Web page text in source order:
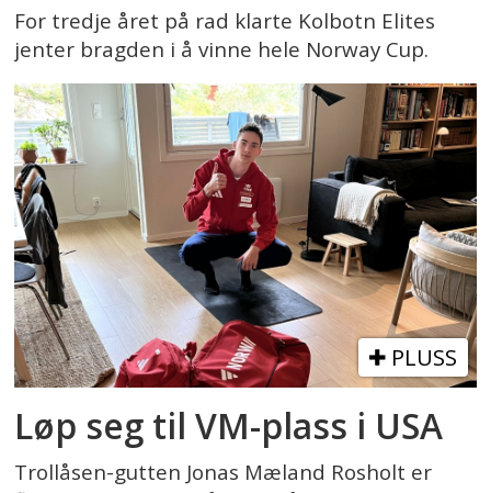
For tredje året på rad klarte Kolbotn Elites
jenter bragden i å vinne hele Norway Cup.
PLUSS
Løp seg til VM-plass i USA
Trollåsen-gutten Jonas Mæland Rosholt er